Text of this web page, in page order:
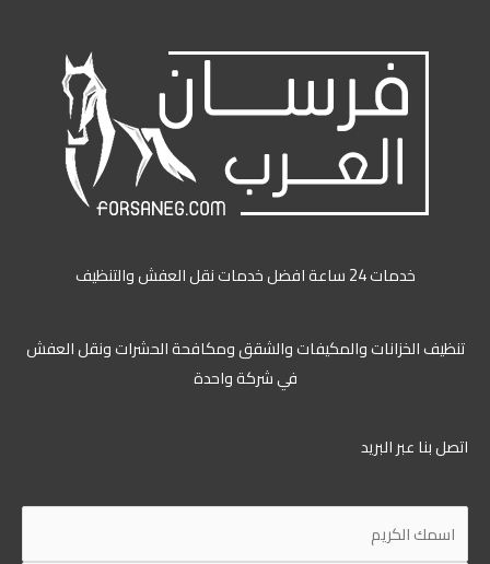
خدمات 24 ساعة افضل خدمات نقل العفش والتنظيف
تنظيف الخزانات والمكيفات والشقق ومكافحة الحشرات ونقل العفش
في شركة واحدة
اتصل بنا عبر البريد